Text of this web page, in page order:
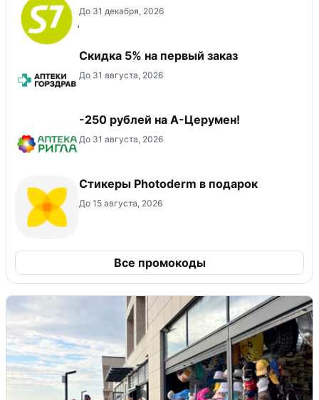
До 31 декабря, 2026
Скидка 5% на первый заказ
До 31 августа, 2026
-250 рублей на А-Церумен!
До 31 августа, 2026
Стикеры Photoderm в подарок
До 15 августа, 2026
Все промокоды